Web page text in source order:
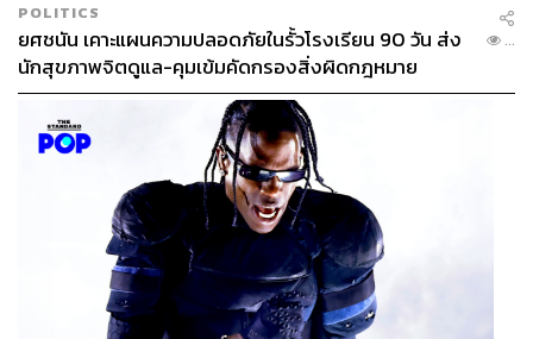
POLITICS
ยศชนัน เคาะแผนความปลอดภัยในรั้วโรงเรียน 90 วัน ส่ง
นักสุขภาพจิตดูแล-คุมเข้มคัดกรองสิ่งผิดกฎหมาย
...